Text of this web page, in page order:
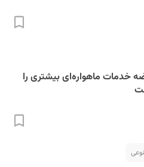
خدمات ماهواره‌ای بیشتری را